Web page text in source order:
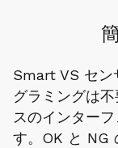
Smart VS セン
グラミングは
スのインター
す。OK と NG